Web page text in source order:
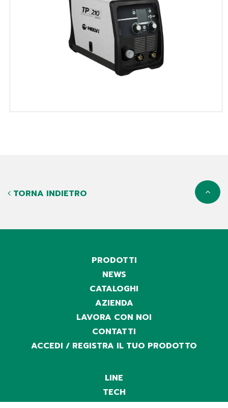
TORNA INDIETRO
PRODOTTI
NEWS
CATALOGHI
AZIENDA
LAVORA CON NOI
CONTATTI
ACCEDI / REGISTRA IL TUO PRODOTTO
LINE
TECH